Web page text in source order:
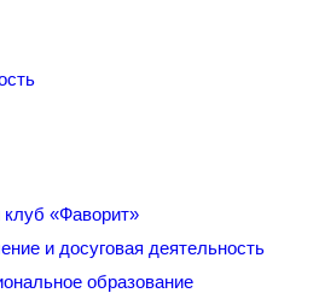
«Фаворит»
и досуговая деятельность
образование